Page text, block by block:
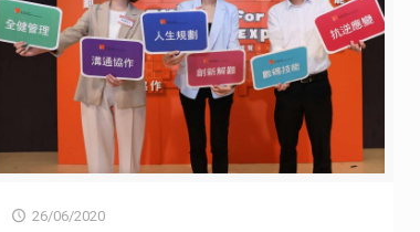
26/06/2020